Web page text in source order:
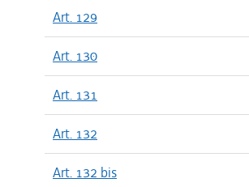
Art. 129
Art. 130
Art. 131
Art. 132
Art. 132 bis